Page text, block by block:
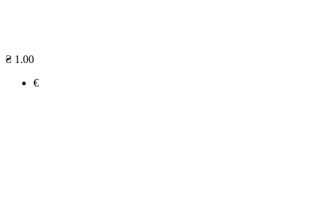
₴ 1.00
€